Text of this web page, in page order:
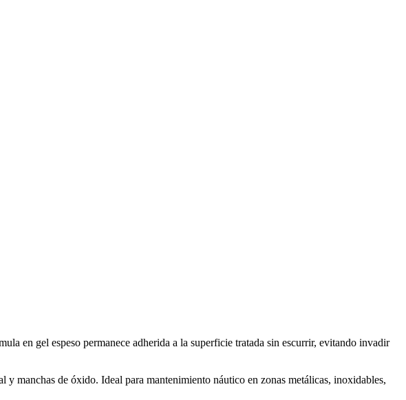
en gel espeso permanece adherida a la superficie tratada sin escurrir, evitando invadir
manchas de óxido. Ideal para mantenimiento náutico en zonas metálicas, inoxidables,